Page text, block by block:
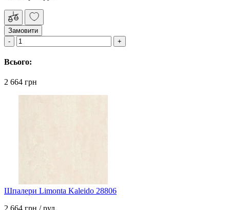
Замовити
Всього:
2 664 грн
Шпалери Limonta Kaleido 28806